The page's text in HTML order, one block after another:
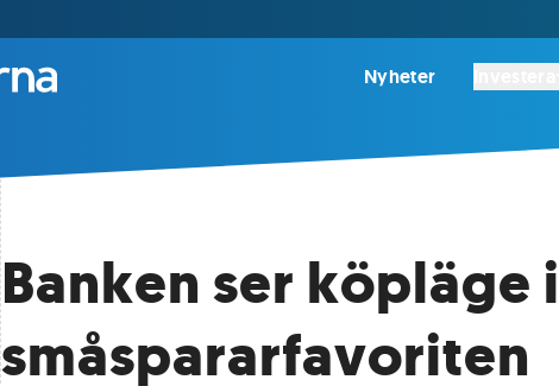
Nyheter
Banken ser köpläge i
småspararfavoriten